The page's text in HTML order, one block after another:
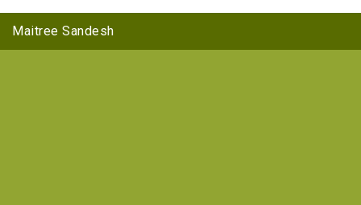
Maitree Sandesh